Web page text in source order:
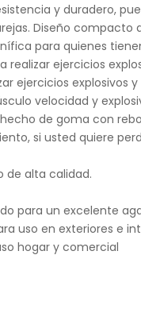
y duradero,
Diseño
para quienes tienen
realizar ejercicios
ejercicios explosivos
velocidad y
de goma con
si usted quiere
de alta calidad.
para un excelente
uso en exteriores e
hogar y comercial